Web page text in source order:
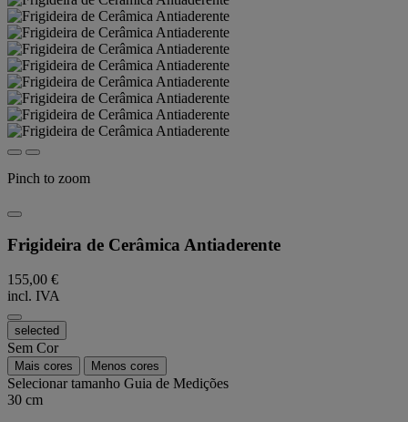
Pinch to zoom
Frigideira de Cerâmica Antiaderente
155,00 €
incl. IVA
selected
Sem Cor
Mais cores Menos cores
Selecionar tamanho Guia de Medições
30 cm